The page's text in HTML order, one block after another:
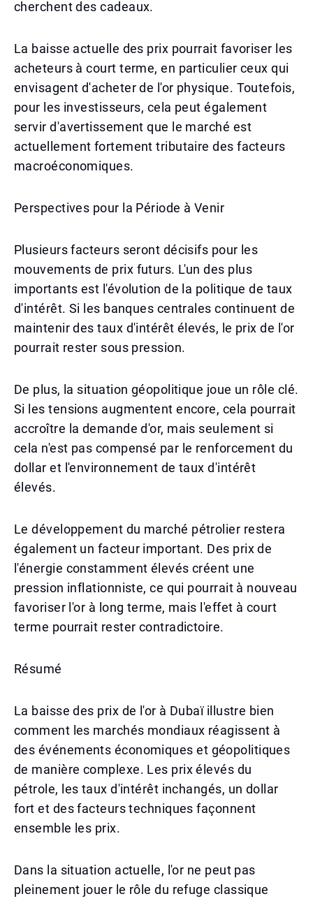
cherchent des cadeaux.
La baisse actuelle des prix pourrait favoriser les
acheteurs à court terme, en particulier ceux qui
envisagent d'acheter de l'or physique. Toutefois,
pour les investisseurs, cela peut également
servir d'avertissement que le marché est
actuellement fortement tributaire des facteurs
macroéconomiques.
Perspectives pour la Période à Venir
Plusieurs facteurs seront décisifs pour les
mouvements de prix futurs. L'un des plus
importants est l'évolution de la politique de taux
d'intérêt. Si les banques centrales continuent de
maintenir des taux d'intérêt élevés, le prix de l'or
pourrait rester sous pression.
De plus, la situation géopolitique joue un rôle clé.
Si les tensions augmentent encore, cela pourrait
accroître la demande d'or, mais seulement si
cela n'est pas compensé par le renforcement du
dollar et l'environnement de taux d'intérêt
élevés.
Le développement du marché pétrolier restera
également un facteur important. Des prix de
l'énergie constamment élevés créent une
pression inflationniste, ce qui pourrait à nouveau
favoriser l'or à long terme, mais l'effet à court
terme pourrait rester contradictoire.
Résumé
La baisse des prix de l'or à Dubaï illustre bien
comment les marchés mondiaux réagissent à
des événements économiques et géopolitiques
de manière complexe. Les prix élevés du
pétrole, les taux d'intérêt inchangés, un dollar
fort et des facteurs techniques façonnent
ensemble les prix.
Dans la situation actuelle, l'or ne peut pas
pleinement jouer le rôle du refuge classique